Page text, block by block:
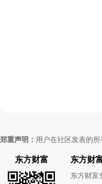
郑重声明： 用户在社区发表的
东方财富 东方财
东方财富